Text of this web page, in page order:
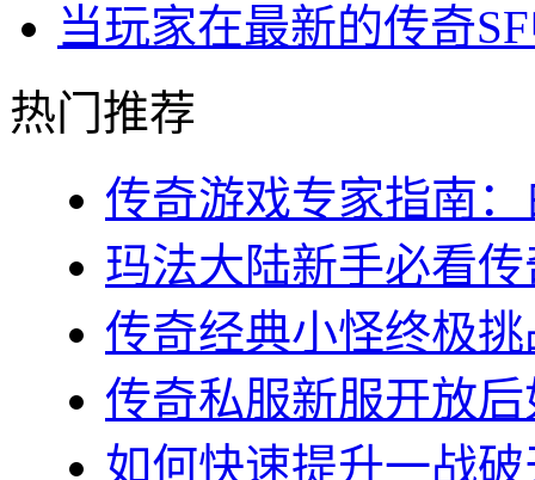
当玩家在最新的传奇
热门推荐
传奇游戏专家指南
玛法大陆新手必看
传奇经典小怪终极
传奇私服新服开放
如何快速提升一战